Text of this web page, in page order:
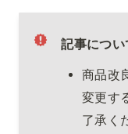
記事につい
商品改
変更す
了承く